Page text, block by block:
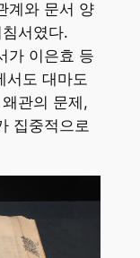
계와 문서 양
서였다.
가 이은효 등
서도 대마도
관의 문제,
집중적으로